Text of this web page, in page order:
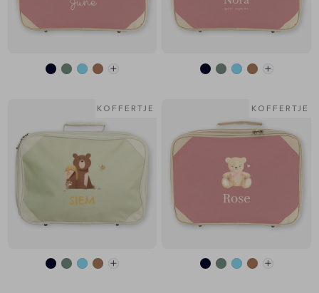
KOFFERTJE KOFFERTJE